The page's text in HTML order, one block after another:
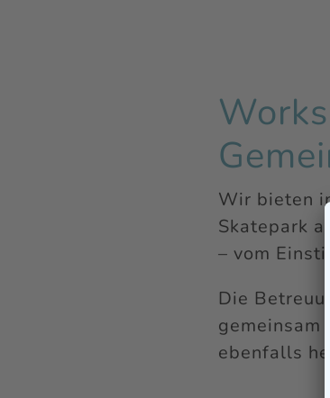
Wir bieten
Skatepark
– vom
Die
gemeinsam
ebenfalls